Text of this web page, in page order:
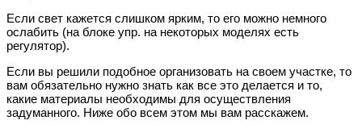
Если свет кажется слишком ярким, то его можно немного
ослабить (на блоке упр. на некоторых моделях есть
регулятор).
Если вы решили подобное организовать на своем участке, то
вам обязательно нужно знать как все это делается и то,
какие материалы необходимы для осуществления
задуманного. Ниже обо всем этом мы вам расскажем.